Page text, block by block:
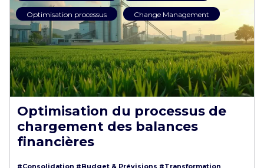
Optimisation processus Change Management
Optimisation du processus de
chargement des balances
financières
#Consolidation #Budget & Prévisions #Transformation